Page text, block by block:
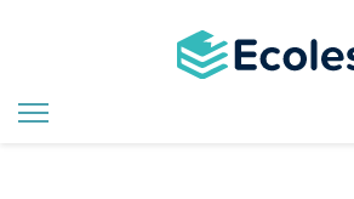
principal